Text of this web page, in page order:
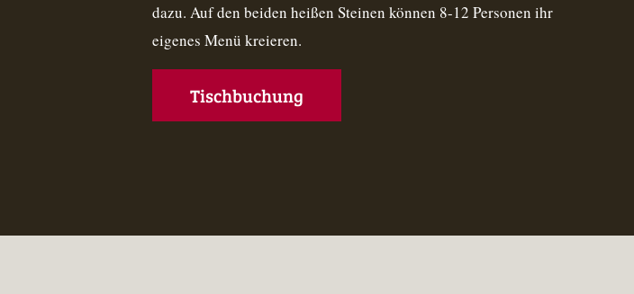
dazu. Auf den beiden heißen Steinen können 8-12 Personen ihr
eigenes Menü kreieren.
Tischbuchung